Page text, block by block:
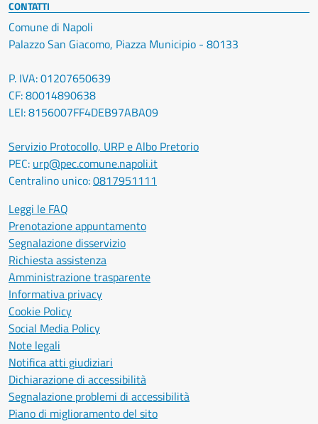
CONTATTI
Comune di Napoli
Palazzo San Giacomo, Piazza Municipio - 80133
P. IVA: 01207650639
CF: 80014890638
LEI: 8156007FF4DEB97ABA09
Servizio Protocollo, URP e Albo Pretorio
PEC: urp@pec.comune.napoli.it
Centralino unico:0817951111
Leggi le FAQ
Prenotazione appuntamento
Segnalazione disservizio
Richiesta assistenza
Amministrazione trasparente
Informativa privacy
Cookie Policy
Social Media Policy
Note legali
Notifica atti giudiziari
Dichiarazione di accessibilità
Segnalazione problemi di accessibilità
Piano di miglioramento del sito